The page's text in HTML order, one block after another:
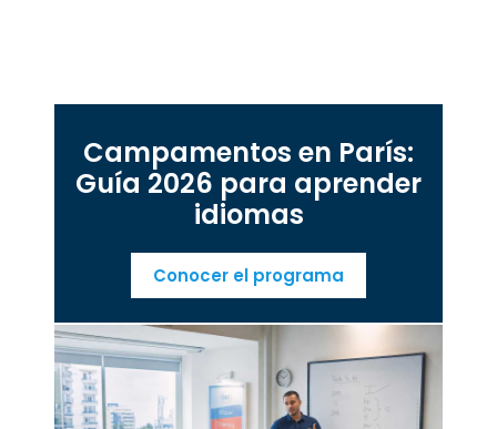
Campamentos en París:
Guía 2026 para aprender
idiomas
Conocer el programa